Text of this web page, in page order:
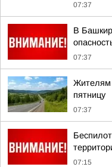
07:37
В
07:37
Жителям
пятницу
07:37
07:15